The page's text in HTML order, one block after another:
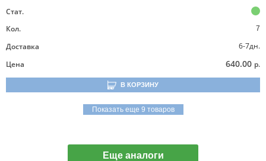
Стат.
Кол.
7
Доставка
6-7дн.
Цена
640.00 р.
В КОРЗИНУ
Показать еще 9 товаров
Еще аналоги